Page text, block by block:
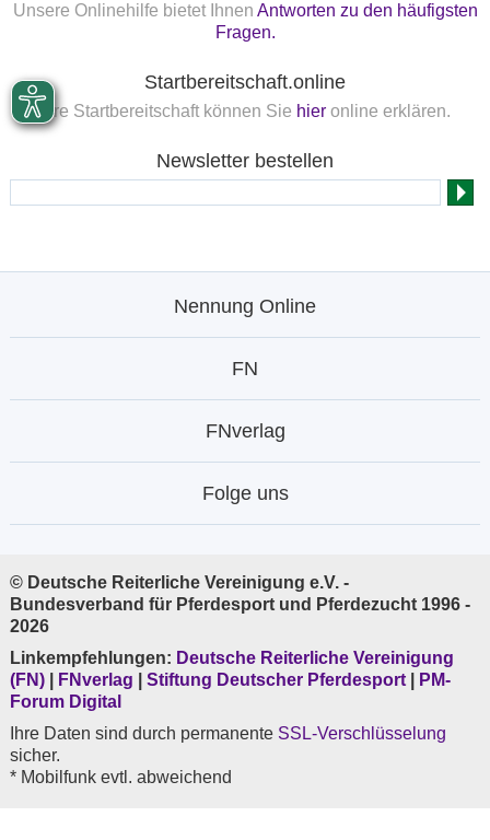
Unsere Onlinehilfe bietet Ihnen Antworten zu den häufigsten
Fragen.
Startbereitschaft.online
Ihre Startbereitschaft können Sie hier online erklären.
Newsletter bestellen
Nennung Online
FN
FNverlag
Folge uns
© Deutsche Reiterliche Vereinigung e.V. -
Bundesverband für Pferdesport und Pferdezucht 1996 -
2026
Linkempfehlungen: Deutsche Reiterliche Vereinigung
(FN)
FNverlag Stiftung Deutscher Pferdesport
PM-
Forum Digital
Ihre Daten sind durch permanente SSL-Verschlüsselung
sicher.
* Mobilfunk evtl. abweichend